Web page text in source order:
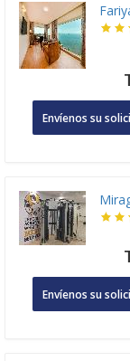
Envíenos su
Envíenos su